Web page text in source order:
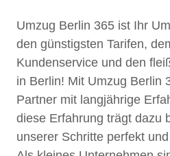
Umzug Berlin 365 ist Ihr
den günstigsten Tarifen,
Kundenservice und den
in Berlin! Mit Umzug Berlin
Partner mit langjährige
diese Erfahrung trägt dazu
unserer Schritte perfekt